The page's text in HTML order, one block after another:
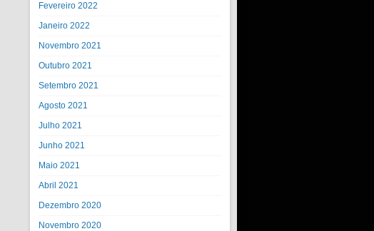
Fevereiro 2022
Janeiro 2022
Novembro 2021
Outubro 2021
Setembro 2021
Agosto 2021
Julho 2021
Junho 2021
Maio 2021
Abril 2021
Dezembro 2020
Novembro 2020